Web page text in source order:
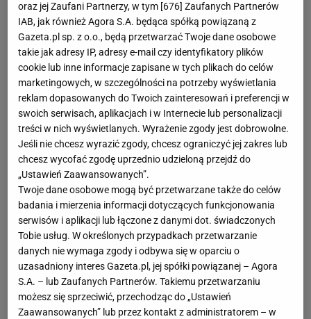
czapka A. Jedynak, 550 zł Futro lisa
buty Pull & Bear, 299 zł Skóra ekologiczna. Rozmiary:
36-41
Strona prawa:
149 zł spodnie KappAhl Bawełna, elastan. Rozmiary:
32-46
do kompletu:
bluzka Pretty Girl, 99 zł Poliester. Rozmiary: 34-40
sweter KappAhl, 119 zł Akryl. Rozmiary: 32-46
oraz jej Zaufani Partnerzy, w tym [ 676 ] Zaufanych Partnerów
IAB, jak również Agora S.A. będąca spółką powiązaną z
Gazeta.pl sp. z o.o., będą przetwarzać Twoje dane osobowe
takie jak adresy IP, adresy e-mail czy identyfikatory plików
cookie lub inne informacje zapisane w tych plikach do celów
marketingowych, w szczególności na potrzeby wyświetlania
reklam dopasowanych do Twoich zainteresowań i preferencji w
swoich serwisach, aplikacjach i w Internecie lub personalizacji
treści w nich wyświetlanych. Wyrażenie zgody jest dobrowolne.
Jeśli nie chcesz wyrazić zgody, chcesz ograniczyć jej zakres lub
chcesz wycofać zgodę uprzednio udzieloną przejdź do
„Ustawień Zaawansowanych”.
Twoje dane osobowe mogą być przetwarzane także do celów
badania i mierzenia informacji dotyczących funkcjonowania
serwisów i aplikacji lub łączone z danymi dot. świadczonych
Tobie usług. W określonych przypadkach przetwarzanie
danych nie wymaga zgody i odbywa się w oparciu o
uzasadniony interes Gazeta.pl, jej spółki powiązanej – Agora
S.A. – lub Zaufanych Partnerów. Takiemu przetwarzaniu
możesz się sprzeciwić, przechodząc do „Ustawień
Zaawansowanych” lub przez kontakt z administratorem – w